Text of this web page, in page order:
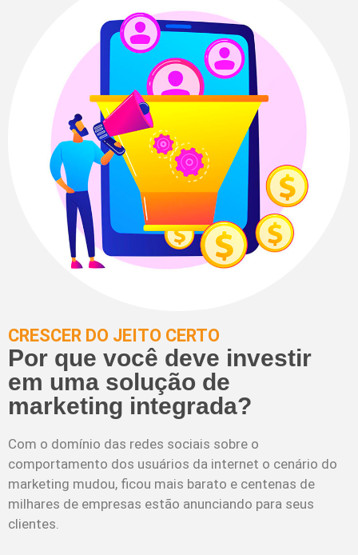
CRESCER DO JEITO CERTO
Por que você deve investir
em uma solução de
marketing integrada?
Com o domínio das redes sociais sobre o
comportamento dos usuários da internet o cenário do
marketing mudou, ficou mais barato e centenas de
milhares de empresas estão anunciando para seus
clientes.